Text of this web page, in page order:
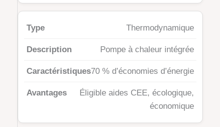
Thermodynamique
Pompe à chaleur intégrée
70 % d’économies d’énergie
Éligible aides CEE, écologique,
économique